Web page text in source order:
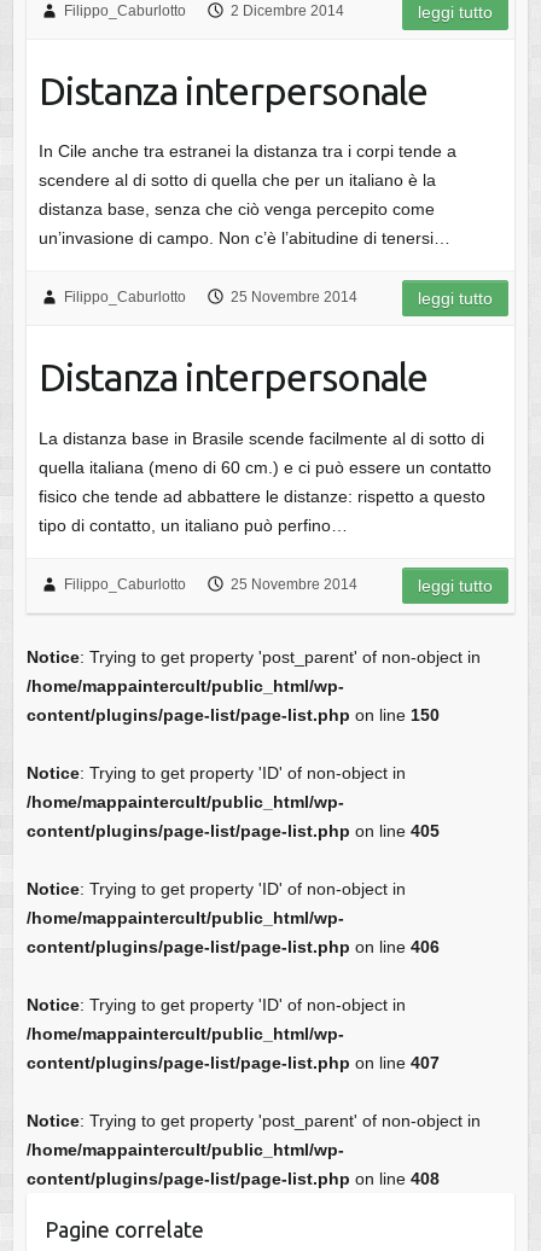
Filippo_Caburlotto 2 Dicembre 2014 leggi tutto
Distanza interpersonale
In Cile anche tra estranei la distanza tra i corpi tende a
scendere al di sotto di quella che per un italiano è la
distanza base, senza che ciò venga percepito come
un’invasione di campo. Non c’è l’abitudine di tenersi…
Filippo_Caburlotto 25 Novembre 2014 leggi tutto
Distanza interpersonale
La distanza base in Brasile scende facilmente al di sotto di
quella italiana (meno di 60 cm.) e ci può essere un contatto
fisico che tende ad abbattere le distanze: rispetto a questo
tipo di contatto, un italiano può perfino…
Filippo_Caburlotto 25 Novembre 2014 leggi tutto
Notice: Trying to get property 'post_parent' of non-object in
/home/mappaintercult/public_html/wp-
content/plugins/page-list/page-list.php on line 150
Notice: Trying to get property 'ID' of non-object in
/home/mappaintercult/public_html/wp-
content/plugins/page-list/page-list.php on line 405
Notice: Trying to get property 'ID' of non-object in
/home/mappaintercult/public_html/wp-
content/plugins/page-list/page-list.php on line 406
Notice: Trying to get property 'ID' of non-object in
/home/mappaintercult/public_html/wp-
content/plugins/page-list/page-list.php on line 407
Notice: Trying to get property 'post_parent' of non-object in
/home/mappaintercult/public_html/wp-
content/plugins/page-list/page-list.php on line 408
Pagine correlate